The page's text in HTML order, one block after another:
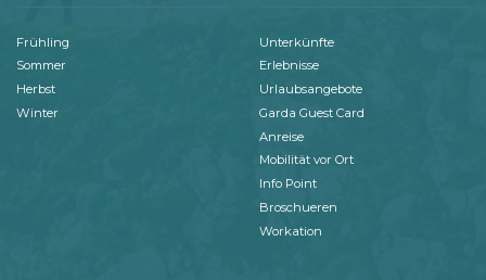
Frühling
Sommer
Herbst
Winter
Unterkünfte
Erlebnisse
Urlaubsangebote
Garda Guest Card
Anreise
Mobilität vor Ort
Info Point
Broschueren
Workation